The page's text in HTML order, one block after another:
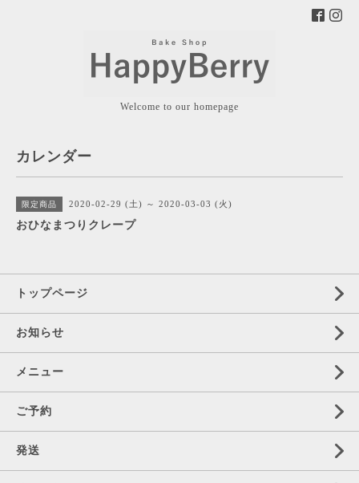
Welcome to our homepage
カレンダー
限定商品 2020-02-29 (土) ～ 2020-03-03 (火)
おひなまつりクレープ
トップページ
お知らせ
メニュー
ご予約
発送